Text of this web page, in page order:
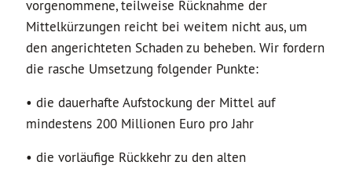
vorgenommene, teilweise Rücknahme der
Mittelkürzungen reicht bei weitem nicht aus, um
den angerichteten Schaden zu beheben. Wir fordern
die rasche Umsetzung folgender Punkte:
• die dauerhafte Aufstockung der Mittel auf
mindestens 200 Millionen Euro pro Jahr
• die vorläufige Rückkehr zu den alten